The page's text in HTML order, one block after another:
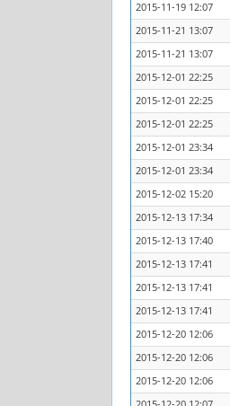
2015-11-19 12:07
2015-11-21 13:07
2015-11-21 13:07
2015-12-01 22:25
2015-12-01 22:25
2015-12-01 22:25
2015-12-01 23:34
2015-12-01 23:34
2015-12-02 15:20
2015-12-13 17:34
2015-12-13 17:40
2015-12-13 17:41
2015-12-13 17:41
2015-12-13 17:41
2015-12-20 12:06
2015-12-20 12:06
2015-12-20 12:06